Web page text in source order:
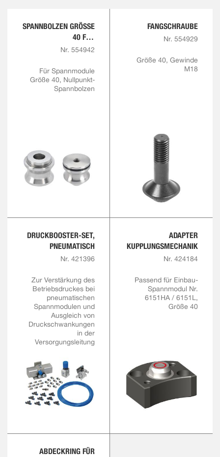
SPANNBOLZEN GRÖSSE 4
0 FÜR F
ANGSCHRAUBE M18
Nr. 554942
Für Spannmodule
Größe 40, Nullpunkt-
Spannbolzen
FANGSCHRAUBE
Nr. 554929
Größe 40, Gewinde
M18
DRUCKBOOSTER-SET,
PNEUMATISCH
Nr. 421396
Zur Verstärkung des
Betriebsdruckes bei
pneumatischen
Spannmodulen und
Ausgleich von
Druckschwankungen
in der
Versorgungsleitung
ADAPTER
KUPPLUNGSMECHANIK
Nr. 424184
Passend für Einbau-
Spannmodul Nr.
6151HA / 6151L,
Größe 40
ABDECKRING FÜR